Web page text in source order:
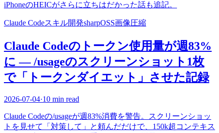
iPhoneのHEICがさらに立ちはだかった話も追記。
Claude Codeスキル開発sharpOSS画像圧縮
Claude Codeのトークン使用量が週83%
に — /usageのスクリーンショット1枚
で「トークンダイエット」させた記録
2026-07-04·10 min read
Claude Codeの/usageが週83%消費を警告。スクリーンショッ
トを見せて「対策して」と頼んだだけで、150k超コンテキス